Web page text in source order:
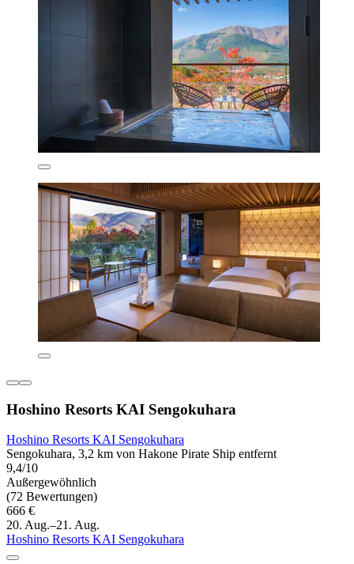
Hoshino Resorts KAI Sengokuhara
Hoshino Resorts KAI Sengokuhara
Sengokuhara, 3,2 km von Hakone Pirate Ship entfernt
9,4/10
Außergewöhnlich
(72 Bewertungen)
666 €
20. Aug.–21. Aug.
Hoshino Resorts KAI Sengokuhara